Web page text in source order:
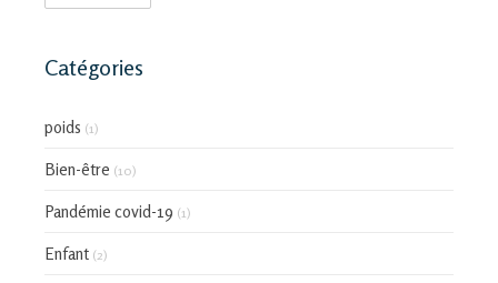
Catégories
poids (1)
Bien-être (10)
Pandémie covid-19 (1)
Enfant (2)